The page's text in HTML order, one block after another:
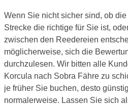
Wenn Sie nicht sicher sind, ob
Strecke die richtige für Sie ist,
zwischen den Reedereien
möglicherweise, sich die
durchzulesen. Wir bitten alle
Korcula nach Sobra Fähre zu
je früher Sie buchen, desto
normalerweise. Lassen Sie sich